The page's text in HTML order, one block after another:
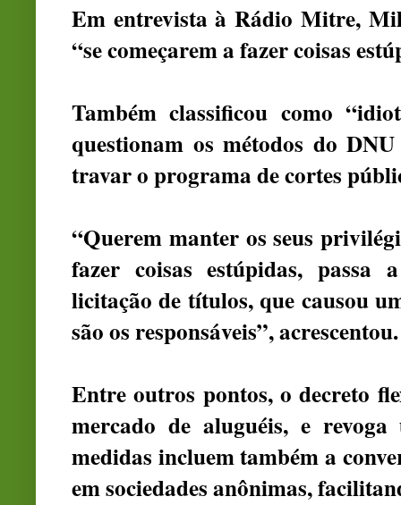
Em entrevista à Rádio Mitre,
“se começarem a fazer coisas
Também classificou como
questionam os métodos do
travar oprograma de cortes
“Querem manter os seus
fazer coisas estúpidas,
licitação de títulos, que causou
são os responsáveis”, acrescentou.
Entre outros pontos, o decreto
mercado de aluguéis, e
medidas incluem também a
em sociedades anônimas,